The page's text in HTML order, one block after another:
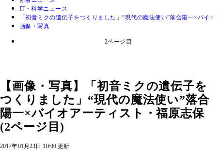
IT・科学ニュース
「初音ミクの遺伝子をつくりました」“現代の魔法使い”落合陽一×バイ
画像・写真
2ページ目
【画像・写真】「初音ミクの遺伝子を
つくりました」“現代の魔法使い”落合
陽一×バイオアーティスト・福原志保
(2ページ目)
2017年01月23日 10:00 更新